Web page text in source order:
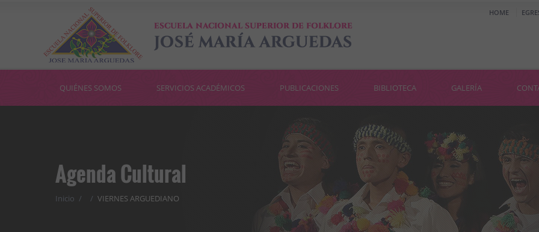
HOME
QUIÉNES SOMOS SERVICIOS ACADÉMICOS PUBLICACIONES BIBLIOTECA GALERÍA
Agenda Cultural
Inicio / / VIERNES ARGUEDIANO